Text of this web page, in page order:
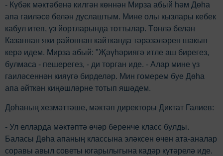
- Күбәк мәктәбенә килгән көннән Мирза абый һәм Дөһа
апа гаиләсе белән дуслаштым. Мине олы кызлары кебек
кабул итеп, үз йортларында тоттылар. Төнлә белән
Казаннан яки районнан кайтканда тәрәзәләрен шакып
керә идем. Мирза абый: "Җәүһәриягә итле аш бирегез,
булмаса - пешерегез, - ди торган иде. - Алар мине үз
гаиләсеннән кияүгә бирделәр. Мин гомерем буе Дөһа
апа әйткән киңәшләрне тотып яшәдем.
Дөһаның хезмәттәше, мәктәп директоры Диктат Галиев:
- Ул елларда мәктәптә өчәр беренче класс булды.
Баласы Дөһа апаның классына эләксен өчен ата-аналар
соравы авыл советы югарылыгына кадәр күтәрелә иде.